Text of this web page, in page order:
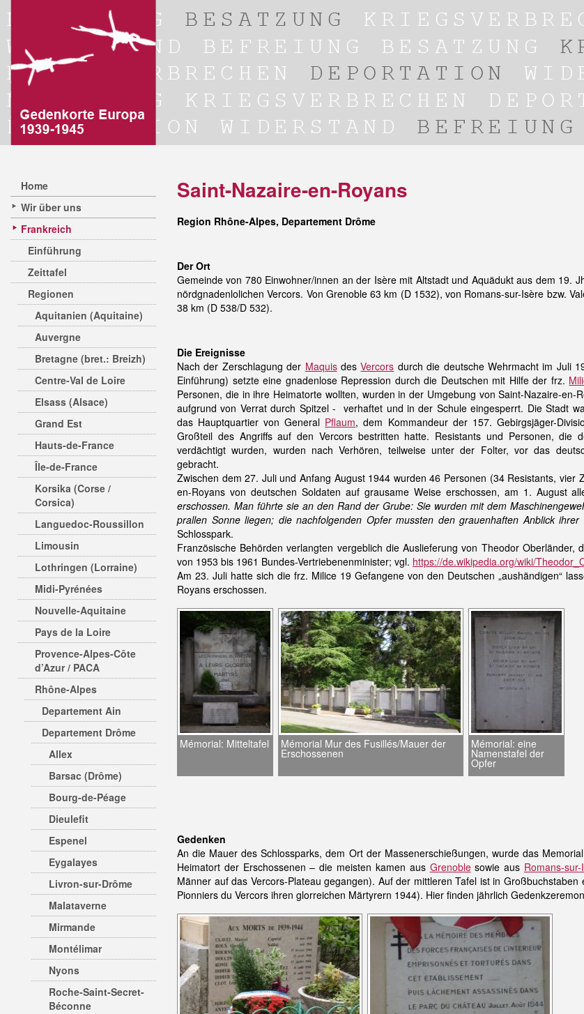
Home
Wir über uns
Frankreich
Einführung
Zeittafel
Regionen
Aquitanien (Aquitaine)
Auvergne
Bretagne (bret.: Breizh)
Centre-Val de Loire
Elsass (Alsace)
Grand Est
Hauts-de-France
Île-de-France
Korsika (Corse /
Corsica)
Languedoc-Roussillon
Limousin
Lothringen (Lorraine)
Midi-Pyrénées
Nouvelle-Aquitaine
Pays de la Loire
Provence-Alpes-Côte
d’Azur / PACA
Rhône-Alpes
Departement Ain
Departement Drôme
Allex
Barsac (Drôme)
Bourg-de-Péage
Dieulefit
Espenel
Eygalayes
Livron-sur-Drôme
Malataverne
Mirmande
Montélimar
Nyons
Roche-Saint-Secret-
Béconne
Saint-Nazaire-en-Royans
Region Rhône-Alpes, Departement Drôme
Der Ort
Gemeinde von 780 Einwohner/innen an der Isère mit Altstadt und Aquädukt aus dem 19.
nördgnadenlolichen Vercors. Von Grenoble 63 km (D 1532), von Romans-sur-Isère bzw.
38 km (D 538/D 532).
Die Ereignisse
Nach der Zerschlagung der MaquisdesVercors durch die deutsche Wehrmacht im Juli
Einführung) setzte eine gnadenlose Repression durch die Deutschen mit Hilfe der frz.
Personen, die in ihre Heimatorte wollten, wurden in der Umgebung von Saint-Nazaire-en-
aufgrund von Verrat durch Spitzel - verhaftet und in der Schule eingesperrt. Die Stadt
das Hauptquartier von General Pflaum, dem Kommandeur der 157. Gebirgsjäger-
Großteil des Angriffs auf den Vercors bestritten hatte. Resistants und Personen, die
verdächtigt wurden, wurden nach Verhören, teilweise unter der Folter, vor das
gebracht.
Zwischen dem 27. Juli und Anfang August 1944 wurden 46 Personen (34 Resistants,
en-Royans von deutschen Soldaten auf grausame Weise erschossen, am 1. August
erschossen. Man führte sie an den Rand der Grube: Sie wurden mit dem
prallen Sonne liegen; die nachfolgenden Opfer mussten den grauenhaften Anblick ihrer
Schlosspark.
Französische Behörden verlangten vergeblich die Auslieferung von Theodor
von 1953 bis 1961 Bundes-Vertriebenenminister; vgl. https://de.wikipedia.org/wiki/
Am 23. Juli hatte sich die frz. Milice 19 Gefangene von den Deutschen „aushändigen“
Royans erschossen.
Mémorial: Mitteltafel Mémorial Mur des Fusillés/Mauer der
Erschossenen
Mémorial: eine
Namenstafel der
Opfer
Gedenken
An die Mauer des Schlossparks, dem Ort der Massenerschießungen, wurde das
Heimatort der Erschossenen – die meisten kamen aus Grenoblesowie aus Romans-
Männer auf das Vercors-Plateau gegangen). Auf der mittleren Tafel ist in Großbuchstaben
Pionniers du Vercors ihren glorreichen Märtyrern 1944). Hier finden jährlich